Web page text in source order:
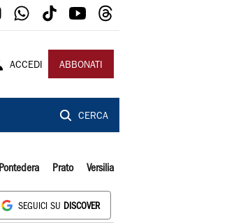
ACCEDI ABBONATI
CERCA
Pontedera Prato Versilia
SEGUICI SU DISCOVER